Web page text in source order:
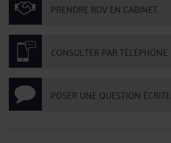
PRENDRE RDV EN CABINET
CONSULTER PAR TÉLÉPHONE
POSER UNE QUESTION ÉCRITE